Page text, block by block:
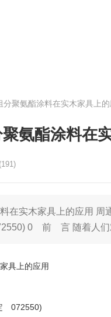
分聚氨酯涂料在实木家具上的
氨酯涂料在
在实木家具上的应用 周
0 前 言 随着人们
具上的应用
072550)